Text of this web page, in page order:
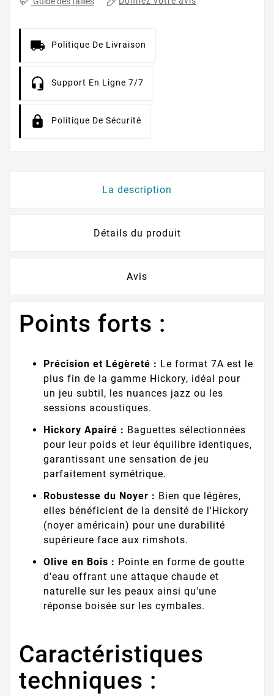
Politique De Livraison
Support En Ligne 7/7
Politique De Sécurité
La description
Détails du produit
Avis
Points forts :
Précision et Légèreté : Le format 7A est le
plus fin de la gamme Hickory, idéal pour
un jeu subtil, les nuances jazz ou les
sessions acoustiques.
Hickory Apairé : Baguettes sélectionnées
pour leur poids et leur équilibre identiques,
garantissant une sensation de jeu
parfaitement symétrique.
Robustesse du Noyer : Bien que légères,
elles bénéficient de la densité de l'Hickory
(noyer américain) pour une durabilité
supérieure face aux rimshots.
Olive en Bois : Pointe en forme de goutte
d'eau offrant une attaque chaude et
naturelle sur les peaux ainsi qu'une
réponse boisée sur les cymbales.
Caractéristiques
techniques :